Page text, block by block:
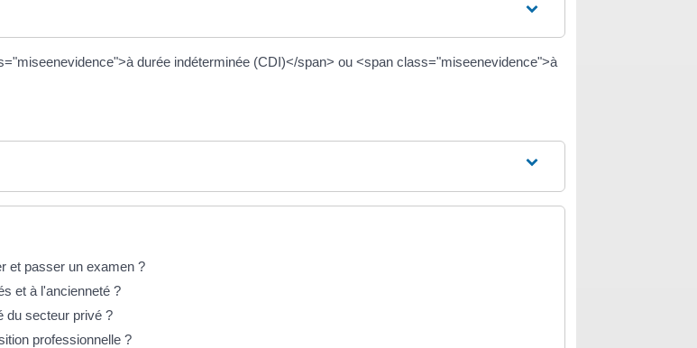
durée indéterminée (CDI)</span> ou <span class="miseenevidence">à
et passer un examen ?
et à l'ancienneté ?
du secteur privé ?
professionnelle ?